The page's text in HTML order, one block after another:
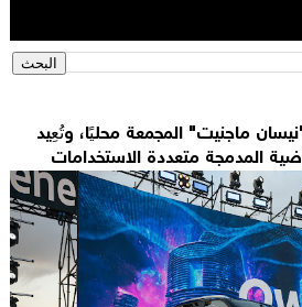
ماجنيت" المجمعة محليًا، وتُعِيد
المدمجة متعددة الاستخدامات